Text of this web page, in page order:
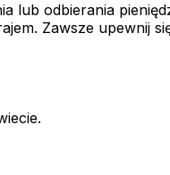
lub odbierania
Zawsze upewnij